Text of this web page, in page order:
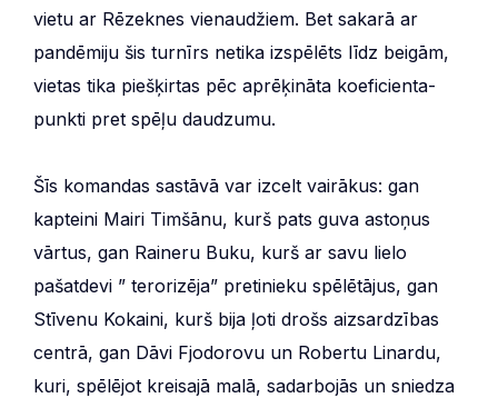
vietu ar Rēzeknes vienaudžiem. Bet sakarā ar
pandēmiju šis turnīrs netika izspēlēts līdz beigām,
vietas tika piešķirtas pēc aprēķināta koeficienta-
punkti pret spēļu daudzumu.
Šīs komandas sastāvā var izcelt vairākus: gan
kapteini Mairi Timšānu, kurš pats guva astoņus
vārtus, gan Raineru Buku, kurš ar savu lielo
pašatdevi ” terorizēja” pretinieku spēlētājus, gan
Stīvenu Kokaini, kurš bija ļoti drošs aizsardzības
centrā, gan Dāvi Fjodorovu un Robertu Linardu,
kuri, spēlējot kreisajā malā, sadarbojās un sniedza